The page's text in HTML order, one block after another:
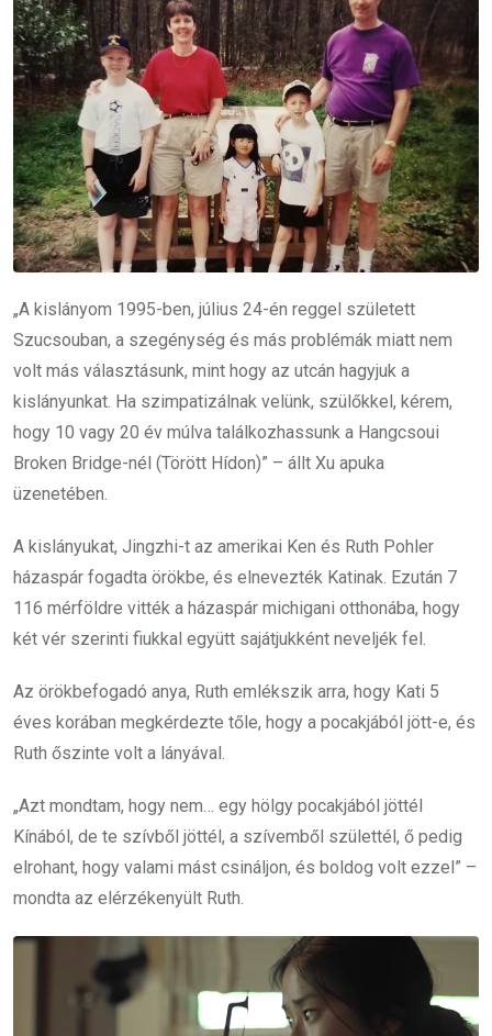
„A kislányom 1995-ben, július 24-én reggel született
Szucsouban, a szegénység és más problémák miatt nem
volt más választásunk, mint hogy az utcán hagyjuk a
kislányunkat. Ha szimpatizálnak velünk, szülőkkel, kérem,
hogy 10 vagy 20 év múlva találkozhassunk a Hangcsoui
Broken Bridge-nél (Törött Hídon)” – állt Xu apuka
üzenetében.
A kislányukat, Jingzhi-t az amerikai Ken és Ruth Pohler
házaspár fogadta örökbe, és elnevezték Katinak. Ezután 7
116 mérföldre vitték a házaspár michigani otthonába, hogy
két vér szerinti fiukkal együtt sajátjukként neveljék fel.
Az örökbefogadó anya, Ruth emlékszik arra, hogy Kati 5
éves korában megkérdezte tőle, hogy a pocakjából jött-e, és
Ruth őszinte volt a lányával.
„Azt mondtam, hogy nem… egy hölgy pocakjából jöttél
Kínából, de te szívből jöttél, a szívemből születtél, ő pedig
elrohant, hogy valami mást csináljon, és boldog volt ezzel” –
mondta az elérzékenyült Ruth.